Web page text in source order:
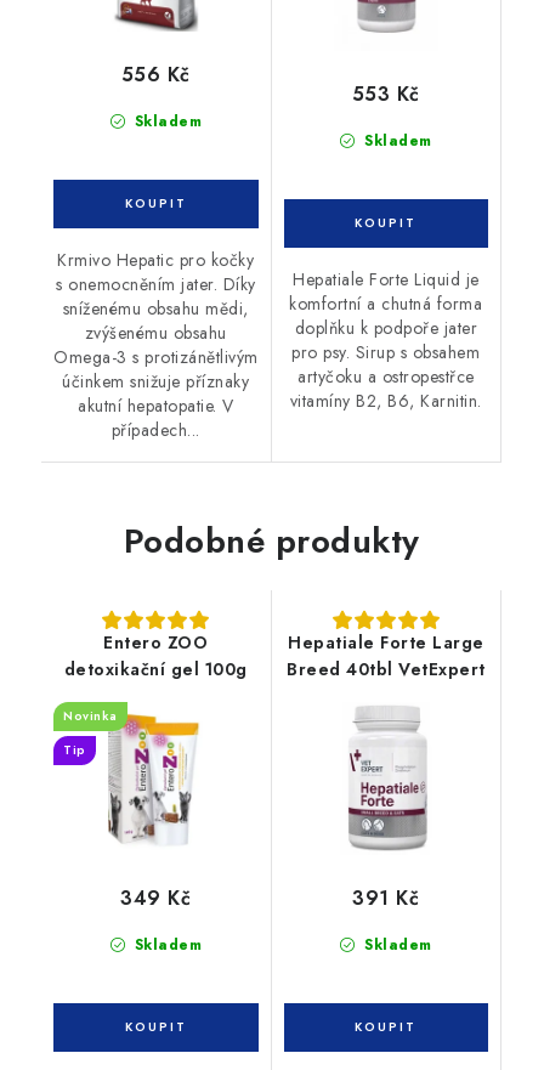
Skladem
556 Kč
Krmivo Hepatic pro kočky
s onemocněním jater. Díky
sníženému obsahu mědi,
zvýšenému obsahu
Omega-3 s protizánětlivým
účinkem snižuje příznaky
akutní hepatopatie. V
případech...
Skladem
553 Kč
Hepatiale Forte Liquid je
komfortní a chutná forma
doplňku k podpoře jater
pro psy. Sirup s obsahem
artyčoku a ostropestřce
vitamíny B2, B6, Karnitin.
Podobné produkty
Entero ZOO
detoxikační gel 100g
Novinka
Tip
Skladem
349 Kč
Hepatiale Forte Large
Breed 40tbl VetExpert
Skladem
391 Kč